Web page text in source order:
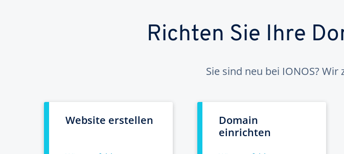
Richten Sie Ihre
Sie sind neu bei IONOS?
Website erstellen
Domain
einrichten